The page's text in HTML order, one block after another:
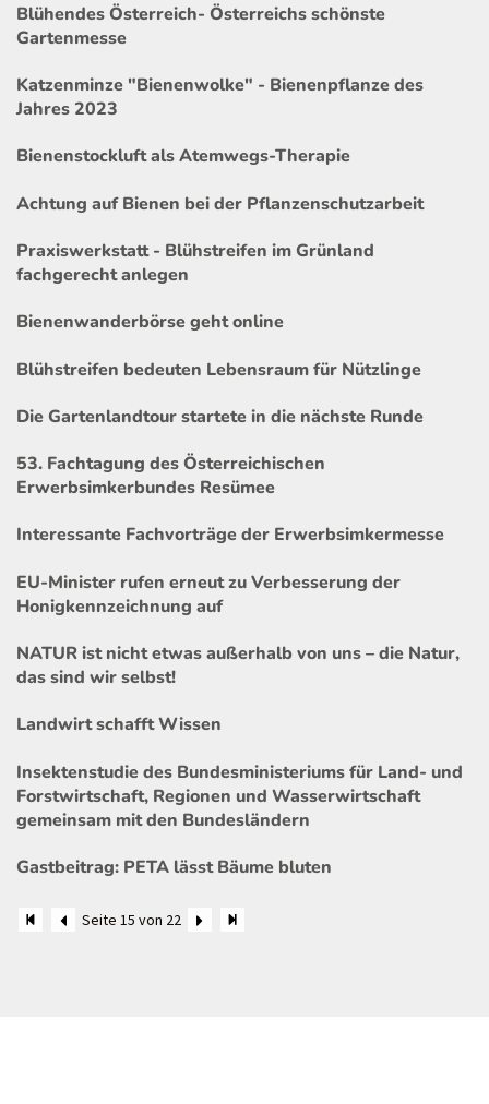
Blühendes Österreich- Österreichs schönste
Gartenmesse
Katzenminze "Bienenwolke" - Bienenpflanze des
Jahres 2023
Bienenstockluft als Atemwegs-Therapie
Achtung auf Bienen bei der Pflanzenschutzarbeit
Praxiswerkstatt - Blühstreifen im Grünland
fachgerecht anlegen
Bienenwanderbörse geht online
Blühstreifen bedeuten Lebensraum für Nützlinge
Die Gartenlandtour startete in die nächste Runde
53. Fachtagung des Österreichischen
Erwerbsimkerbundes Resümee
Interessante Fachvorträge der Erwerbsimkermesse
EU-Minister rufen erneut zu Verbesserung der
Honigkennzeichnung auf
NATUR ist nicht etwas außerhalb von uns – die Natur,
das sind wir selbst!
Landwirt schafft Wissen
Insektenstudie des Bundesministeriums für Land- und
Forstwirtschaft, Regionen und Wasserwirtschaft
gemeinsam mit den Bundesländern
Gastbeitrag: PETA lässt Bäume bluten
Seite 15 von 22